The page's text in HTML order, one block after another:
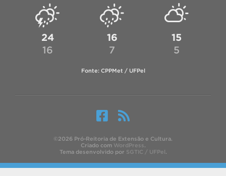
24
16
16
7
15
5
Fonte: CPPMet / UFPel
©2026 Pró-Reitoria de Extensão e Cultura.
Criado com WordPress.
Tema desenvolvido por SGTIC / UFPel .